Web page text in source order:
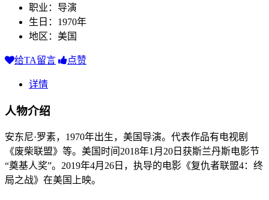
职业：导演
生日：1970年
地区：美国
给TA留言 点赞
详情
人物介绍
安东尼·罗素，1970年出生，美国导演。代表作品有电视剧
《废柴联盟》等。美国时间2018年1月20日获斯兰丹斯电影节
“奠基人奖”。2019年4月26日，执导的电影《复仇者联盟4：终
局之战》在美国上映。